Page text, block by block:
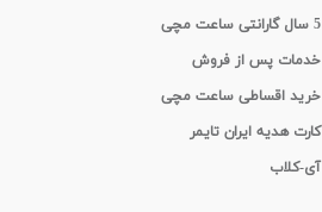
5 سال گارانتی ساعت مچی
خدمات پس از فروش
خرید اقساطی ساعت مچی
کارت هدیه ایران تایمر
آی-کلاب